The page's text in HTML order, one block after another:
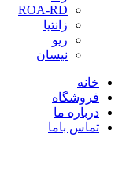
ROA-RD
زانتیا
ریو
نیسان
خانه
فروشگاه
درباره ما
تماس باما